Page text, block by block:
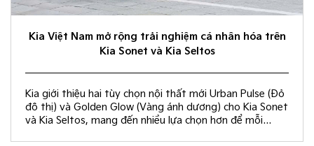
Kia Việt Nam mở rộng trải nghiệm cá nhân hóa trên
Kia Sonet và Kia Seltos
Kia giới thiệu hai tùy chọn nội thất mới Urban Pulse (Đỏ
đô thị) và Golden Glow (Vàng ánh dương) cho Kia Sonet
và Kia Seltos, mang đến nhiều lựa chọn hơn để mỗi